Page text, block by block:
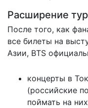
Расширение
После того, как
все билеты на
Азии, BTS
концерты в
(российские
поймать на